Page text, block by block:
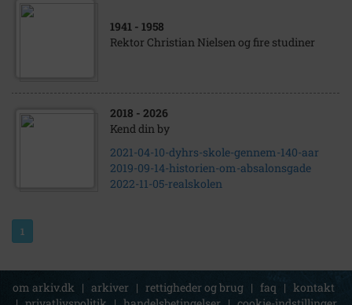
1941 - 1958
Rektor Christian Nielsen og fire studiner
2018 - 2026
Kend din by
2021-04-10-dyhrs-skole-gennem-140-aar
2019-09-14-historien-om-absalonsgade
2022-11-05-realskolen
1
om arkiv.dk | arkiver | rettigheder og brug | faq | kontakt